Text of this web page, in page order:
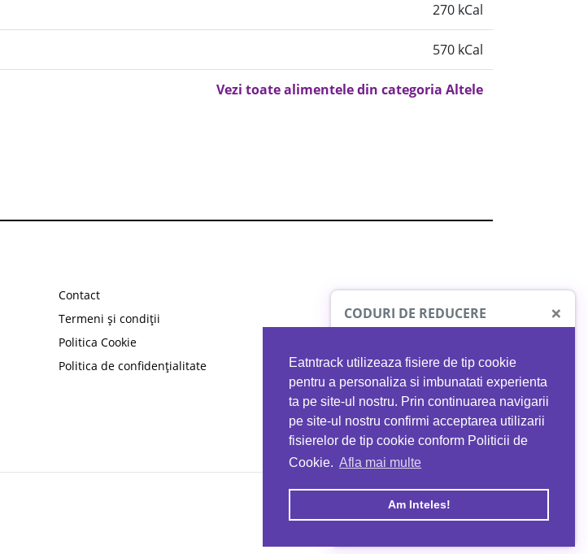
Eatntrack utilizeaza fisiere de tip cookie
pentru a personaliza si imbunatati experienta
ta pe site-ul nostru. Prin continuarea navigarii
pe site-ul nostru confirmi acceptarea utilizarii
fisierelor de tip cookie conform Politicii de
Cookie. Afla mai multe
Am Inteles!
270 kCal
570 kCal
Vezi toate alimentele din categoria Altele
Contact
Termeni și condiții
Politica Cookie
Politica de confidențialitate
CODURI DE REDUCERE ×
PROTO41
reducere la orice comandă
EATNTRACK
MYPROTEIN
Ai40%reducere la orice comandă
folosind codul EATTRACK